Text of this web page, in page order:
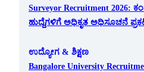
Surveyor Recruitment 2026:
ಹುದ್ದೆಗಳಿಗೆ ಅಧಿಕೃತ ಅಧಿಸೂಚನೆ
ಉದ್ಯೋಗ & ಶಿಕ್ಷಣ
Bangalore University